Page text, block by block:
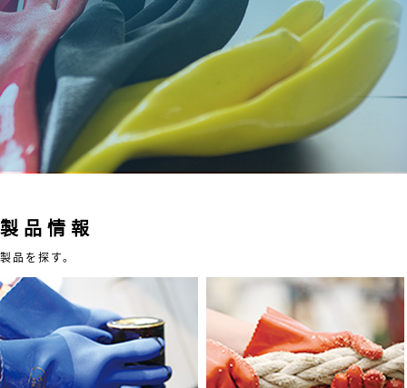
製品情報
製品を探す。